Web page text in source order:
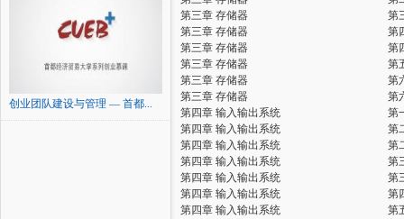
创业团队建设与管理 — 首都...
第三章 存储器
第
第三章 存储器
第
第三章 存储器
第
第三章 存储器
第
第三章 存储器
第
第三章 存储器
第
第四章 输入输出系统
第
第四章 输入输出系统
第
第四章 输入输出系统
第
第四章 输入输出系统
第
第四章 输入输出系统
第
第四章 输入输出系统
第
第四章 输入输出系统
第